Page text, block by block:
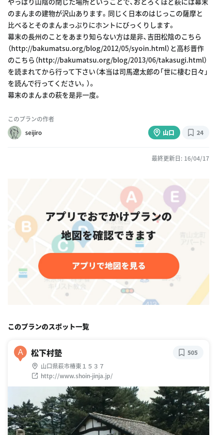
のまんまの建物が沢山あります。同じく日本のはじっこの薩摩と
比べるとそのまんまっぷりにホントにびっくりします。
幕末の長州のことをあまり知らない方は是非、吉田松陰のこちら
（http://bakumatsu.org/blog/2012/05/syoin.html）と高杉晋作
のこちら（http://bakumatsu.org/blog/2013/06/takasugi.html）
を読まれてから行って下さい（本当は司馬遼太郎の「世に棲む日々」
を読んで行ってください。）。
幕末のまんまの萩を是非一度。
このプランの作者
seijiro
山口 24
最終更新日: 16/04/17
このプランのスポット一覧
A 松下村塾
山口県萩市椿東１５３７
http://www.shoin-jinja.jp/
505